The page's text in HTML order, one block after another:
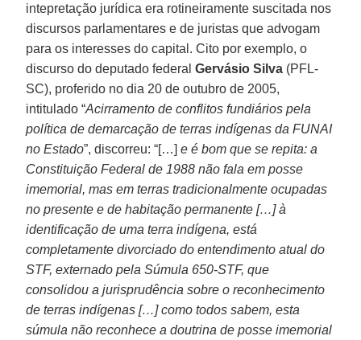
intepretação jurídica era rotineiramente suscitada nos
discursos parlamentares e de juristas que advogam
para os interesses do capital. Cito por exemplo, o
discurso do deputado federalGervásio Silva (PFL-
SC), proferido no dia 20 de outubro de 2005,
intitulado “Acirramento de conflitos fundiários pela
política de demarcação de terras indígenas da FUNAI
no Estado”, discorreu: “[…]e é bom que se repita: a
Constituição Federal de 1988 não fala em posse
imemorial, mas em terras tradicionalmente ocupadas
no presente e de habitação permanente […] à
identificação de uma terra indígena, está
completamente divorciado do entendimento atual do
STF, externado pela Súmula 650-STF, que
consolidou a jurisprudência sobre o reconhecimento
de terras indígenas […] como todos sabem, esta
súmula não reconhece a doutrina de posse imemorial